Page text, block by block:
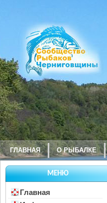
ГЛАВНАЯ О РЫБАЛКЕ
МЕНЮ
Главная